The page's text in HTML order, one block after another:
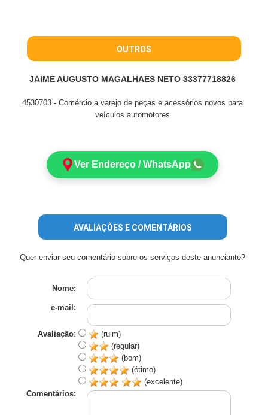
OUTROS
JAIME AUGUSTO MAGALHAES NETO 33377718826
4530703 - Comércio a varejo de peças e acessórios novos para
veículos automotores
Ver Endereço / WhatsApp
AVALIAÇÕES E COMENTÁRIOS
Quer enviar seu comentário sobre os serviços deste anunciante?
Nome:
e-mail:
Avaliação:
(ruim)
(regular)
(bom)
(ótimo)
(excelente)
Comentários: